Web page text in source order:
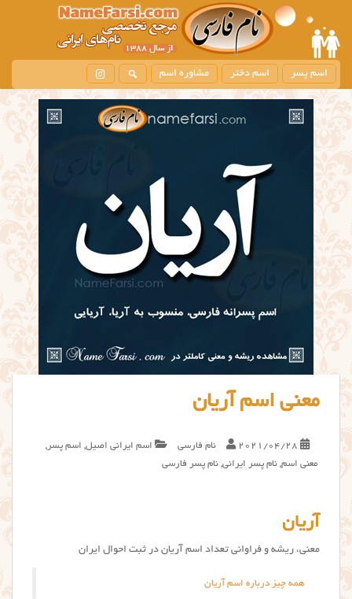
m
i
c
n
t
اسم پسر اسم دختر مشاوره اسم
معنی اسم آریان
2021/04/28 نام فارسی اسم ایرانی اصیل, اسم پسر ,
معنی اسم, نام پسر ایرانی, نام پسر فارسی
آریان
معنی، ریشه و فراوانی تعداد اسم آریان در ثبت احوال ایران
همه چیز درباره اسم آریان